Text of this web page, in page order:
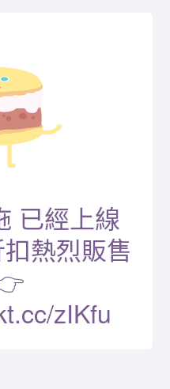
已經上線
熱烈販售
zIKfu